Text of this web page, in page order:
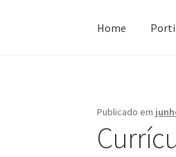
Home
Publicado em